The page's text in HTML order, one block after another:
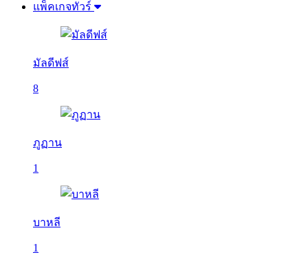
แพ็คเกจทัวร์
มัลดีฟส์
8
ภูฏาน
1
บาหลี
1